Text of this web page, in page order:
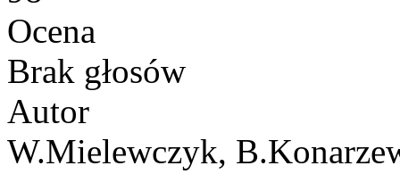
Ocena
Brak głosów
Autor
W.Mielewczyk,